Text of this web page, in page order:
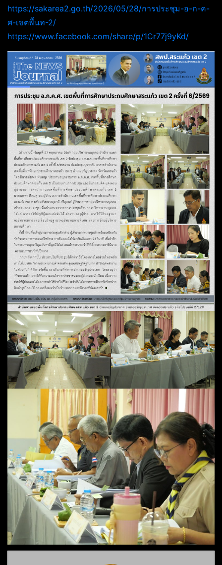
https://sakarea2.go.th/2026/05/28/การประชุม-อ-ก-ค-
ศ-เขตพื้นท-2/
https://www.facebook.com/share/p/1Cr77j9yKd/